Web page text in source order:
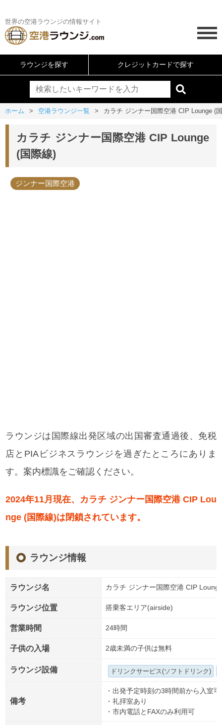
世界の空港ラウンジの情報サイト
ラウンジを探す クレジットカードで探す
ホーム 空港ラウンジ一覧 カラチ ジンナー国際空港 CIP Lounge (
カラチ ジンナー国際空港 CIP Lounge
(国際線)
ジンナー国際空港
ラウンジは国際線出発区域の出国審査通過後、免税
店とPIAビジネスラウンジを過ぎたところにありま
す。案内標識をご確認ください。
2024年11月現在、カラチ ジンナー国際空港 CIP Lou
nge (国際線)は閉鎖されています。
ラウンジ情報
ラウンジ名 カラチ ジンナー国際空港 CIP
ラウンジ位置 搭乗客エリア(airside)
営業時間 24時間
子供の入場 2歳未満の子供は無料
ラウンジ設備 ドリンクサービス(ソフトドリンク)
備考
・出発予定時刻の3時間前から入室可
・礼拝室あり
・市内電話とFAXのみ利用可